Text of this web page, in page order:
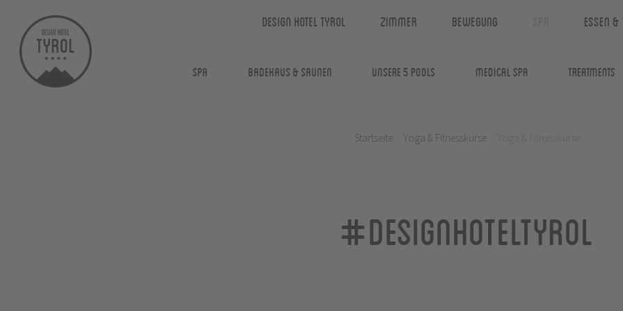
Design Hotel Tyrol Zimmer Bewegung Essen
Spa Badehaus & Saunen Unsere 5 Pools Medical Spa Treatments
Startseite Yoga & Fitnesskurse
#designhoteltyrol